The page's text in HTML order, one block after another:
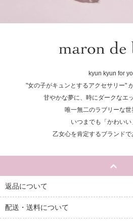
kyun kyun for
"女の子がキュンとするアクセサリー"
甘やかな夢に、時にダークなエ
唯一無二のラブリーな
いつまでも「かわい
乙女心を肯定するブランドで
返品について
配送・送料について